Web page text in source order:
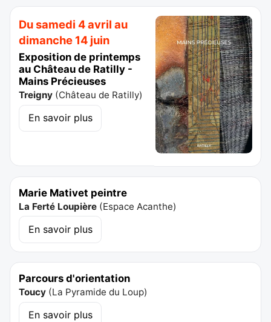
Du samedi 4 avril au
dimanche 14 juin
Exposition de printemps
au Château de Ratilly -
Mains Précieuses
Treigny (Château de Ratilly)
En savoir plus
Marie Mativet peintre
La Ferté Loupière (Espace Acanthe)
En savoir plus
Parcours d'orientation
Toucy (La Pyramide du Loup)
En savoir plus